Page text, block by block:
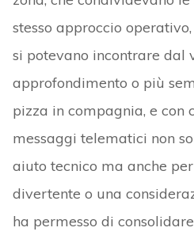
stesso approccio
si potevano incontrare dal
approfondimento o più
pizza in compagnia, e con
messaggi telematici non
aiuto tecnico ma anche
divertente o una
ha permesso di